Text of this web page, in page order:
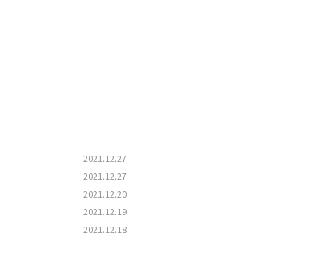
2021.12.27
2021.12.27
2021.12.20
2021.12.19
2021.12.18